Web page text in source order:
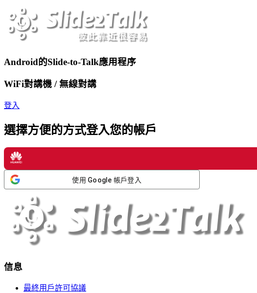
Android的Slide-to-Talk應用程序
WiFi對講機 / 無線對講
登入
選擇方便的方式登入您的帳戶
使用 Google 帳戶登入
信息
最終用戶許可協議